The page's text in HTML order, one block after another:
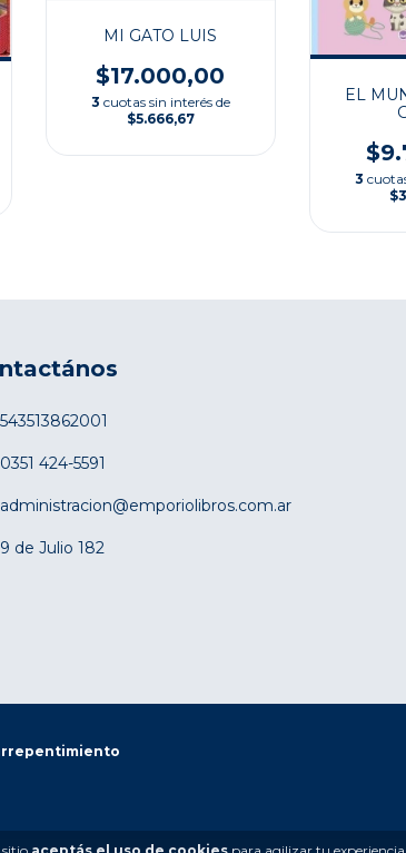
MI GATO LUIS
$17.000,00
3 cuotas sin interés de
$5.666,67
EL
3
543513862001
0351 424-5591
administracion@emporiolibros.com.ar
9 de Julio 182